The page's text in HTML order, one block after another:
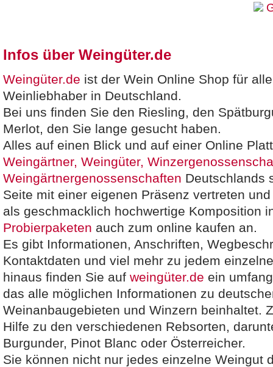
Infos über Weingüter.de
Weingüter.de ist der Wein Online Shop für
Weinliebhaber in Deutschland.
Bei uns finden Sie den Riesling, den
Merlot, den Sie lange gesucht haben.
Alles auf einen Blick und auf einer Online
Weingärtner, Weingüter,
Weingärtnergenossenschaften Deutschlands
Seite mit einer eigenen Präsenz vertreten
als geschmacklich hochwertige Komposition
Probierpaketen auch zum online kaufen an.
Es gibt Informationen, Anschriften,
Kontaktdaten und viel mehr zu jedem
hinaus finden Sie auf weingüter.de ein
das alle möglichen Informationen zu
Weinanbaugebieten und Winzern beinhaltet.
Hilfe zu den verschiedenen Rebsorten,
Burgunder, Pinot Blanc oder Österreicher.
Sie können nicht nur jedes einzelne Weingut